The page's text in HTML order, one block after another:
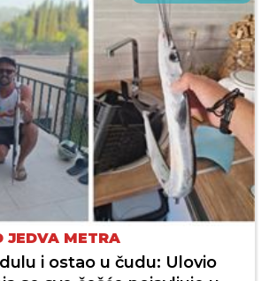
JEDVA METRA
i ostao u čudu: Ulovio